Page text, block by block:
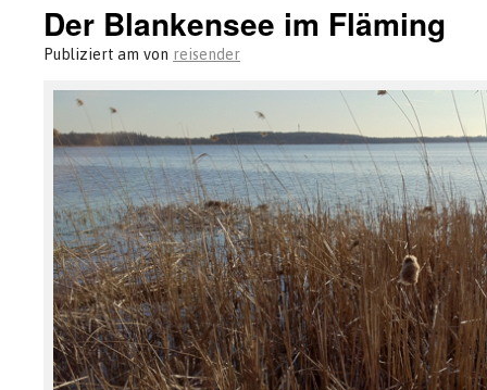
Der Blankensee im Fläming
Publiziert am von reisender